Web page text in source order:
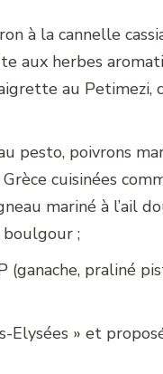
à la cannelle
aux herbes
au Petimezi,
pesto, poivrons
cuisinées
mariné à l’ail
boulgour ;
(ganache, praliné
Elysées » et